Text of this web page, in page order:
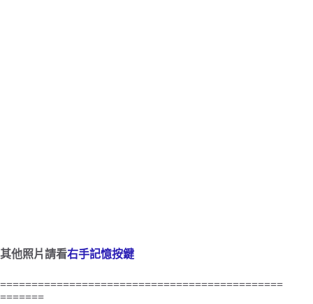
其他照片請看右手記憶按鍵
=============================================
=======